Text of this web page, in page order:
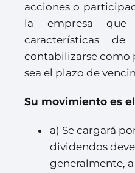
acciones o
la empresa
características
contabilizarse como
sea el plazo de
Su movimiento es
a) Se cargará
dividendos
generalmente,